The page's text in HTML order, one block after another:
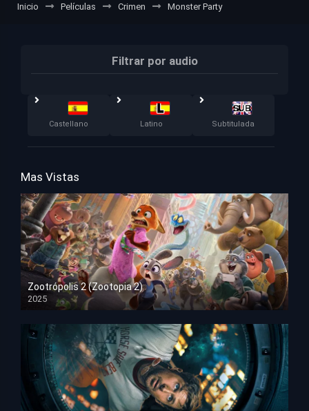
Inicio Películas Crimen Monster Party
Filtrar por audio
Castellano Latino Subtitulada
Mas Vistas
Zootrópolis 2 (Zootopia 2)
2025
HD 1080p